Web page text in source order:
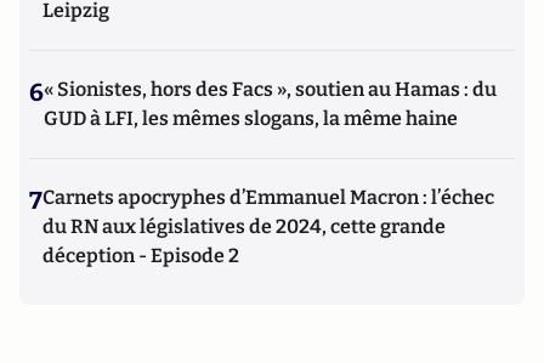
Leipzig
6« Sionistes, hors des Facs », soutien au Hamas : du
GUD à LFI, les mêmes slogans, la même haine
7Carnets apocryphes d’Emmanuel Macron : l’échec
du RN aux législatives de 2024, cette grande
déception - Episode 2